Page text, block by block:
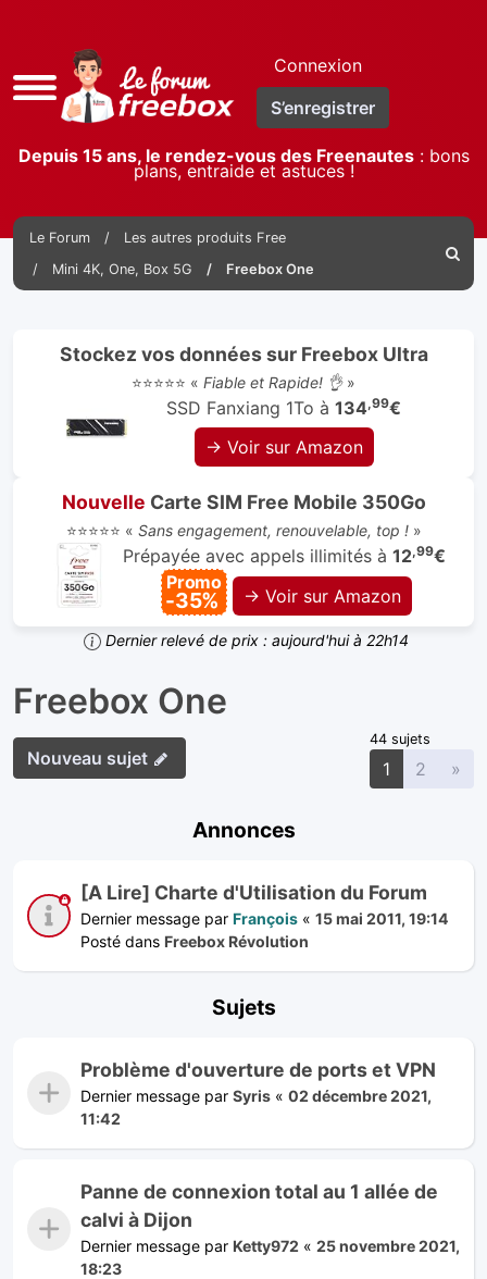
Accès
rapide
Connexion
S’enregistrer
Depuis 15 ans, le rendez-vous des Freenautes: bons
plans, entraide et astuces !
Le Forum
Les autres produits Free
Mini 4K, One, Box 5G
Freebox One
Stockez vos données sur Freebox Ultra
⭐⭐⭐⭐⭐ « Fiable et Rapide! 👌»
SSD Fanxiang 1To à 134,99€
→ Voir sur Amazon
Nouvelle Carte SIM Free Mobile 350Go
⭐⭐⭐⭐⭐ « Sans engagement, renouvelable, top !»
Prépayée avec appels illimités à 12,99€
Promo
-35% → Voir sur Amazon
Dernier relevé de prix : aujourd'hui à 22h14
Freebox One
Nouveau sujet
44 sujets
1 2 »
Annonces
[A Lire] Charte d'Utilisation du Forum
Dernier message par François « 15 mai 2011, 19:14
Posté dans Freebox Révolution
Sujets
Problème d'ouverture de ports et VPN
Dernier message par Syris « 02 décembre 2021,
11:42
Panne de connexion total au 1 allée de
calvi à Dijon
Dernier message par Ketty972 « 25 novembre 2021,
18:23